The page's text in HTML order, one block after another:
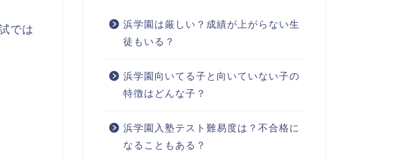
では
浜学園は厳しい？成績が上がらない生
徒もいる？
浜学園向いてる子と向いていない子の
特徴はどんな子？
浜学園入塾テスト難易度は？不合格に
なることもある？